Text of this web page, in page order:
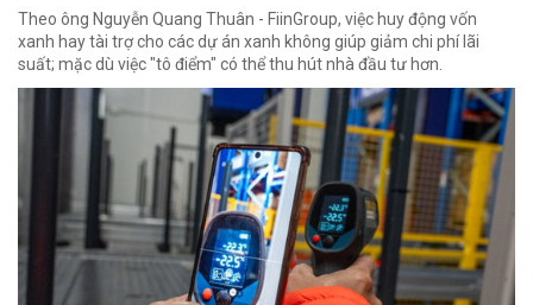
Theo ông Nguyễn Quang Thuân - FiinGroup, việc huy động vốn
xanh hay tài trợ cho các dự án xanh không giúp giảm chi phí lãi
suất; mặc dù việc "tô điểm" có thể thu hút nhà đầu tư hơn.